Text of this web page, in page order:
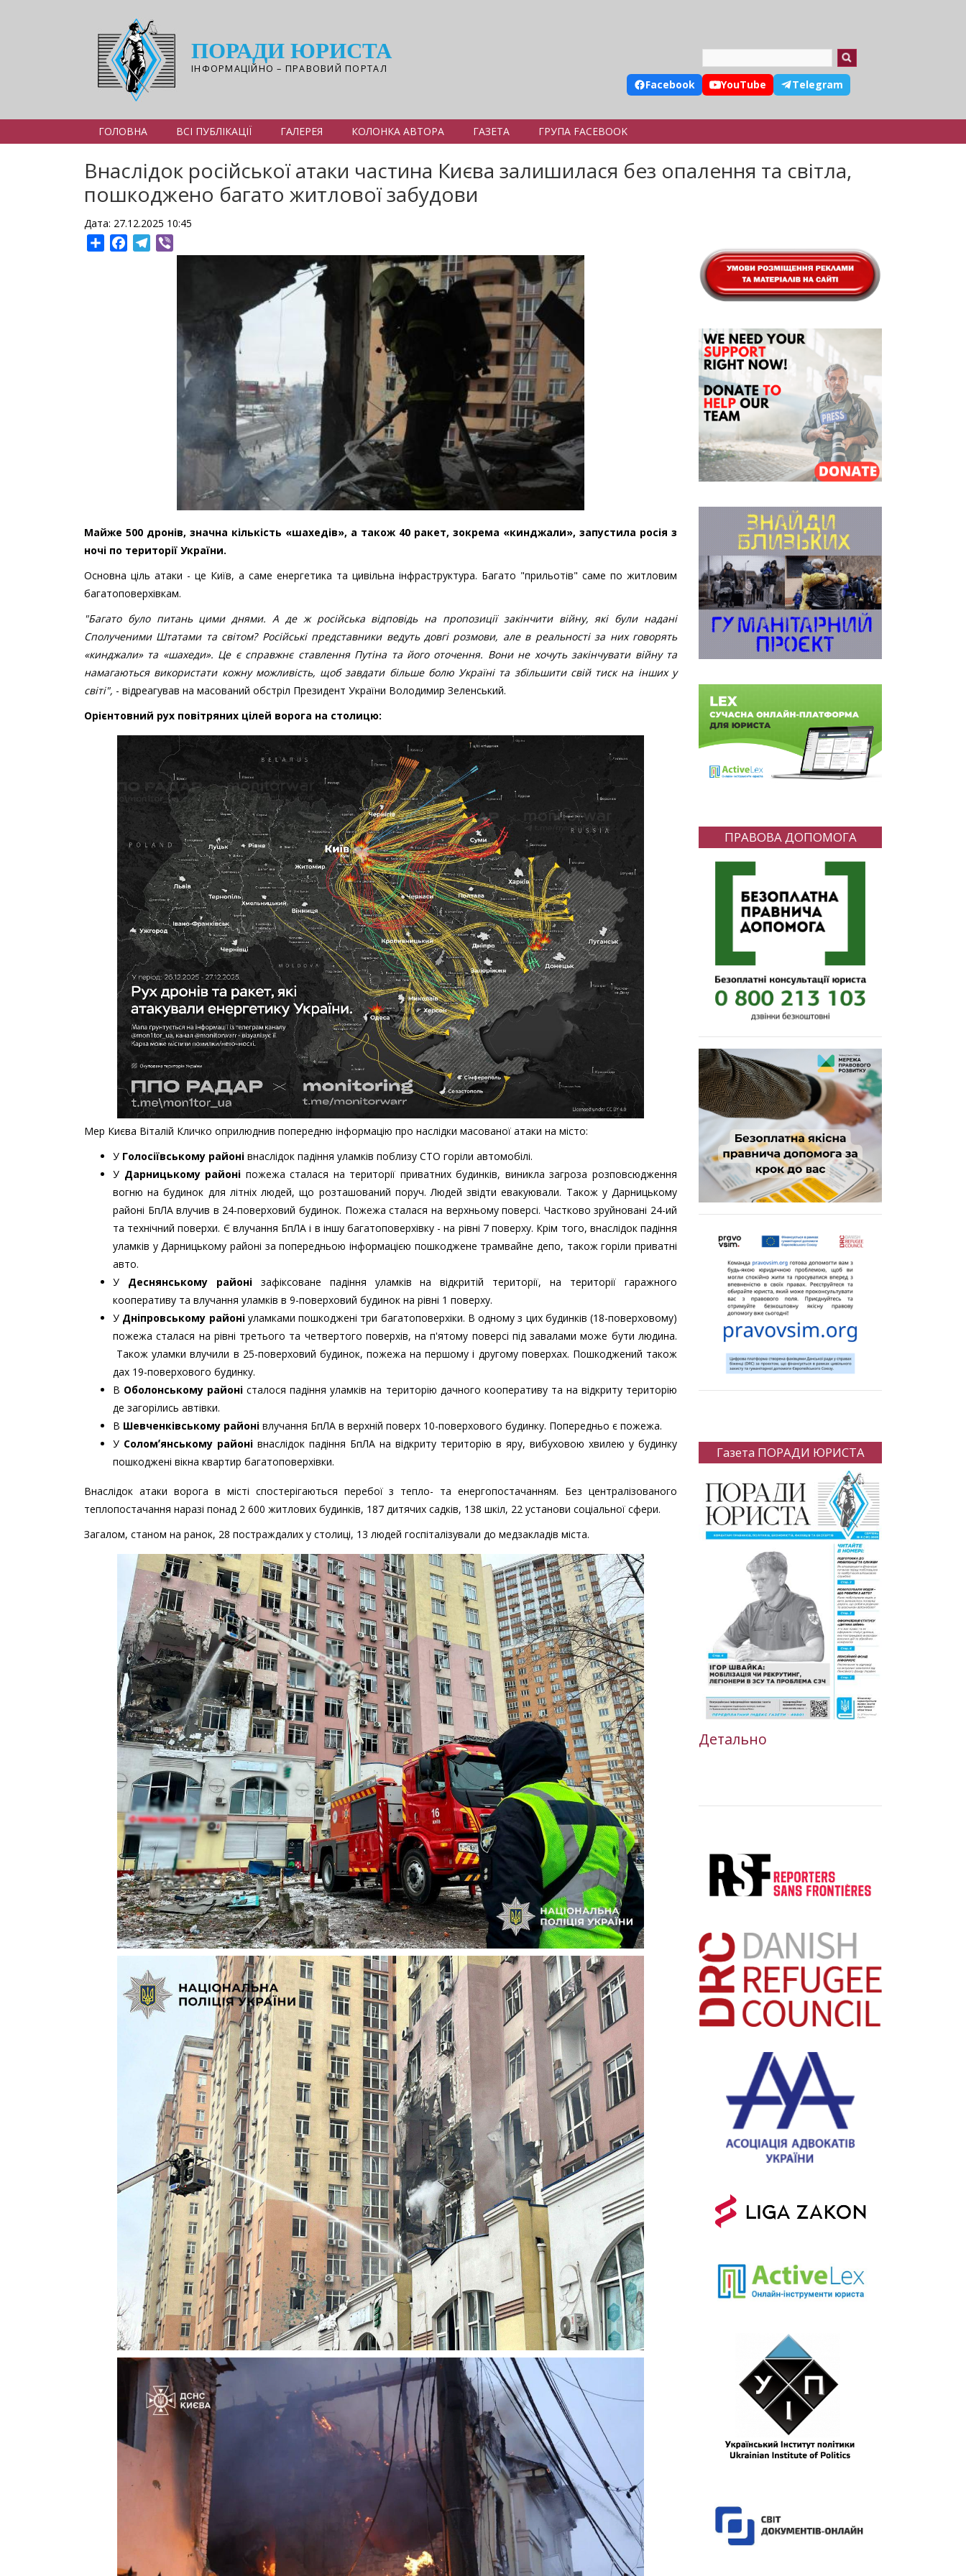
ПОРАДИ ЮРИСТА
ІНФОРМАЦІЙНО – ПРАВОВИЙ ПОРТАЛ
Facebook YouTube Telegram
ГОЛОВНА ВСІ ПУБЛІКАЦІЇ ГАЛЕРЕЯ КОЛОНКА АВТОРА ГАЗЕТА ГРУПА FACEBOOK
Внаслідок російської атаки частина Києва залишилася без опалення та світла,
пошкоджено багато житлової забудови
Дата: 27.12.2025 10:45
ShareFacebookTelegram
Майже 500 дронів, значна кількість «шахедів», а також 40 ракет, зокрема «кинджали», запустила росія з
ночі по території України.
Основна ціль атаки - це Київ, а саме енергетика та цивільна інфраструктура. Багато "прильотів" саме по житловим
багатоповерхівкам.
"Багато було питань цими днями. А де ж російська відповідь на пропозиції закінчити війну, які були надані
Сполученими Штатами та світом? Російські представники ведуть довгі розмови, але в реальності за них говорять
«кинджали» та «шахеди». Це є справжнє ставлення Путіна та його оточення. Вони не хочуть закінчувати війну та
намагаються використати кожну можливість, щоб завдати більше болю Україні та збільшити свій тиск на інших у
світі", - відреагував на масований обстріл Президент України Володимир Зеленський.
Орієнтовний рух повітряних цілей ворога на столицю:
Мер Києва Віталій Кличко оприлюднив попередню інформацію про наслідки масованої атаки на місто:
У Голосіївському районі внаслідок падіння уламків поблизу СТО горіли автомобілі.
У Дарницькому районі пожежа сталася на території приватних будинків, виникла загроза розповсюдження
вогню на будинок для літніх людей, що розташований поруч. Людей звідти евакуювали. Також у Дарницькому
районі БпЛА влучив в 24-поверховий будинок. Пожежа сталася на верхньому поверсі. Частково зруйновані 24-ий
та технічний поверхи. Є влучання БпЛА і в іншу багатоповерхівку - на рівні 7 поверху. Крім того, внаслідок падіння
уламків у Дарницькому районі за попередньою інформацією пошкоджене трамвайне депо, також горіли приватні
авто.
У Деснянському районізафіксоване падіння уламків на відкритій території, на території гаражного
кооперативу та влучання уламків в 9-поверховий будинок на рівні 1 поверху.
У Дніпровському районіуламками пошкоджені три багатоповерхіки. В одному з цих будинків (18-поверховому)
пожежа сталася на рівні третього та четвертого поверхів, на п'ятому поверсі під завалами може бути людина.
Також уламки влучили в 25-поверховий будинок, пожежа на першому і другому поверхах. Пошкоджений також
дах 19-поверхового будинку.
В Оболонському районі сталося падіння уламків на територію дачного кооперативу та на відкриту територію
де загорілись автівки.
В Шевченківському районі влучання БпЛА в верхній поверх 10-поверхового будинку. Попередньо є пожежа.
У Соломʼянському районі внаслідок падіння БпЛА на відкриту територію в яру, вибуховою хвилею у будинку
пошкоджені вікна квартир багатоповерхівки.
Внаслідок атаки ворога в місті спостерігаються перебої з тепло- та енергопостачанням. Без централізованого
теплопостачання наразі понад 2 600 житлових будинків, 187 дитячих садків, 138 шкіл, 22 установи соціальної сфери.
Загалом, станом на ранок, 28 постраждалих у столиці, 13 людей госпіталізували до медзакладів міста.
ПРАВОВА ДОПОМОГА
Газета ПОРАДИ ЮРИСТА
Детально